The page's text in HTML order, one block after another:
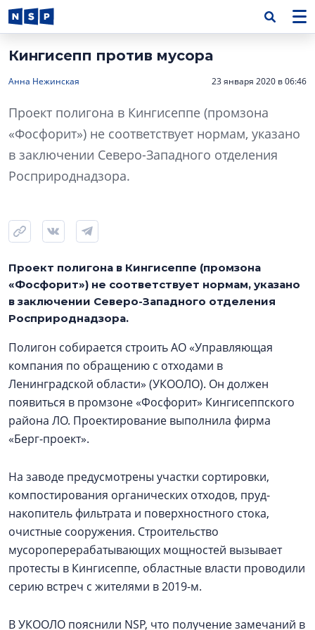
Кингисепп против мусора
Анна Нежинская 23 января 2020 в 06:46
Проект полигона в Кингисеппе (промзона
«Фосфорит») не соответствует нормам, указано
в заключении Северо-Западного отделения
Росприроднадзора.
Проект полигона в Кингисеппе (промзона
«Фосфорит») не соответствует нормам, указано
в заключении Северо-Западного отделения
Росприроднадзора.
Полигон собирается строить АО «Управляющая
компания по обращению с отходами в
Ленинградской области» (УКООЛО). Он должен
появиться в промзоне «Фосфорит» Кингисеппского
района ЛО. Проектирование выполнила фирма
«Берг-проект».
На заводе предусмотрены участки сортировки,
компостирования органических отходов, пруд-
накопитель фильтрата и поверхностного стока,
очистные сооружения. Строительство
мусороперерабатывающих мощностей вызывает
протесты в Кингисеппе, областные власти проводили
серию встреч с жителями в 2019-м.
В УКООЛО пояснили NSP, что получение замечаний в